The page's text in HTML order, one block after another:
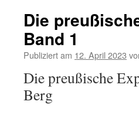
Die
Band 1
Publiziert am 12. April 2023
Die preußische
Berg